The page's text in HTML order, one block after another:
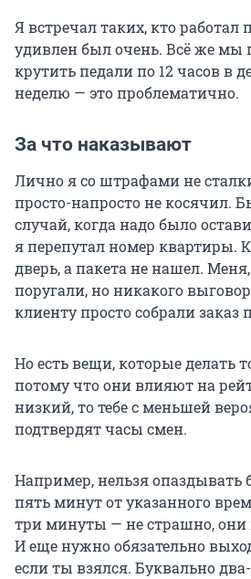
Я встречал таких, кто работал
удивлен был очень. Всё же мы
крутить педали по 12 часов в
неделю — это проблематично.
За что наказывают
Лично я со штрафами не
просто-напросто не косячил.
случай, когда надо было
я перепутал номер квартиры.
дверь, а пакета не нашел.
поругали, но никакого
клиенту просто собрали заказ
Но есть вещи, которые делать
потому что они влияют на
низкий, то тебе с меньшей
подтвердят часы смен.
Например, нельзя опаздывать
пять минут от указанного
три минуты — не страшно, они
И еще нужно обязательно
если ты взялся. Буквально